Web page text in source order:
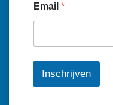
Email *
Inschrijven